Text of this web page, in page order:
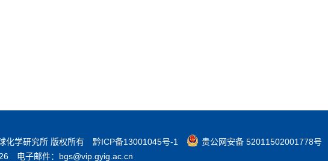
化学研究所 版权所有 黔ICP备13001045号-1
贵公网安备 52011502001778号
电子邮件：bgs@vip.gyig.ac.cn